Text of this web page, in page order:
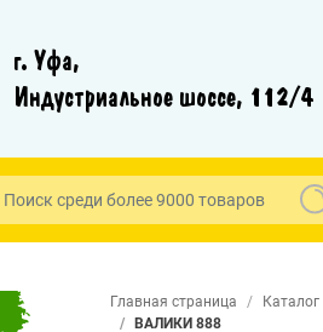
г. Уфа,
Индустриальное шоссе, 112/4
Главная страница Каталог
ВАЛИКИ 888